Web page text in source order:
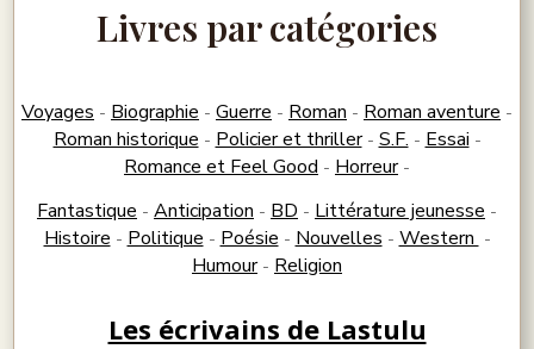
Livres par catégories
Voyages - Biographie - Guerre - Roman - Roman aventure -
Roman historique - Policier et thriller- S.F. - Essai -
Romance et Feel Good - Horreur-
Fantastique - Anticipation - BD - Littérature jeunesse -
Histoire - Politique - Poésie - Nouvelles - Western -
Humour- Religion
Les écrivains de Lastulu